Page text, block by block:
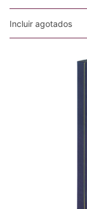
Incluir agotados